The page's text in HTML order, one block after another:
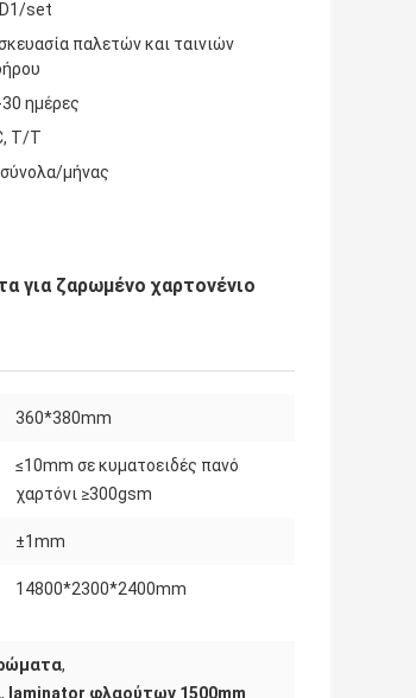
set
παλετών και ταινιών
ημέρες
T/T
μήνας
για ζαρωμένο χαρτονένιο
360*380mm
≤10mm σε κυματοειδές πανό
χαρτόνι ≥300gsm
±1mm
14800*2300*2400mm
,
, laminator φλαούτων 1500mm